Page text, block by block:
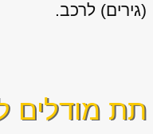
(גירים) לרכב.
תת מודלים